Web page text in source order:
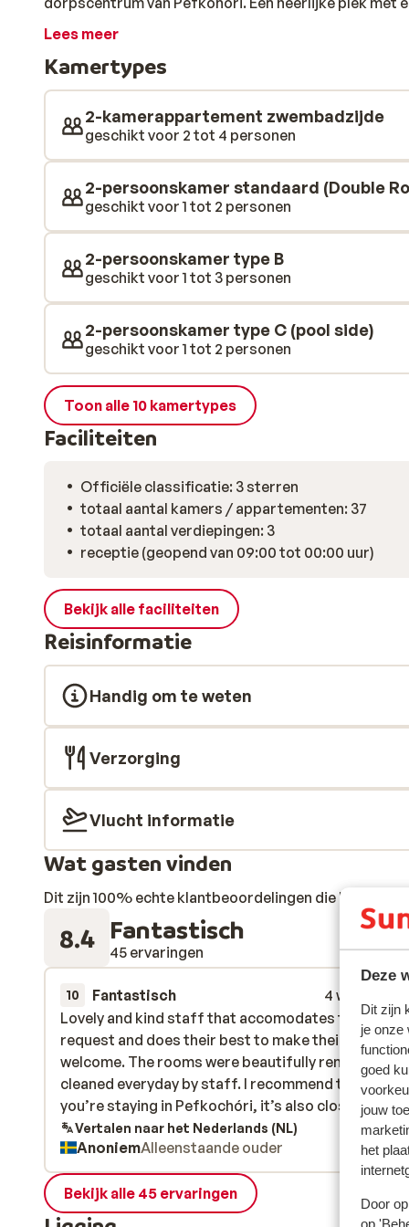
Deze
Dit zijn
je onze
goed
jouw
het
Door
een kleine haven. Maar ook het nieuwere gedeelte is
lopen en ren je, na het uitrollen van je handdoek, zo
hotel wordt gerund door een familie die je gastvrij
comfortabel ingericht en voorzien van airco en de
Wil je de dag helemaal goed beginnen? Het is ook
Je geniet dan van een kwalitatief verzorgd buffet
zwembad ligt er uitnodigend bij voor een frisse duik
poolbar. Die kun je opdrinken terwijl je lekker relaxt
Lees meer
Kamertypes
2-kamerappartement zwembadzijde
geschikt voor 2 tot 4 personen
2-persoonskamer standaard (Double
geschikt voor 1 tot 2 personen
2-persoonskamer type B
geschikt voor 1 tot 3 personen
2-persoonskamer type C (pool side)
geschikt voor 1 tot 2 personen
Toon alle 10 kamertypes
Faciliteiten
Officiële classificatie: 3 sterren
totaal aantal kamers / appartementen: 37
totaal aantal verdiepingen: 3
receptie (geopend van 09:00 tot 00:00 uur)
Bekijk alle faciliteiten
Reisinformatie
Handig om te weten
Verzorging
Vlucht informatie
Wat gasten vinden
Dit zijn 100% echte klantbeoordelingen die hun
8.4 Fantastisch
45 ervaringen
10 Fantastisch
4 weken
Lovely and kind staff that accomodates to every
request and does their best to make their guests
welcome. The rooms were beautifully renovated
cleaned everyday by staff. I recommend this hotel
you’re staying in Pefkochóri, it’s also close to the
beach and all other shops! Thanks so much for the
lovely stay!!
Lovely and kind staff that accomodates to every
request and does their best to make their guests
welcome. The rooms were beautifully renovated
cleaned everyday by staff. I recommend this hotel
you’re staying in Pefkochóri, it’s also close to t...
Vertalen naar het Nederlands (NL)
AnoniemAlleenstaande ouder
Bekijk alle 45 ervaringen